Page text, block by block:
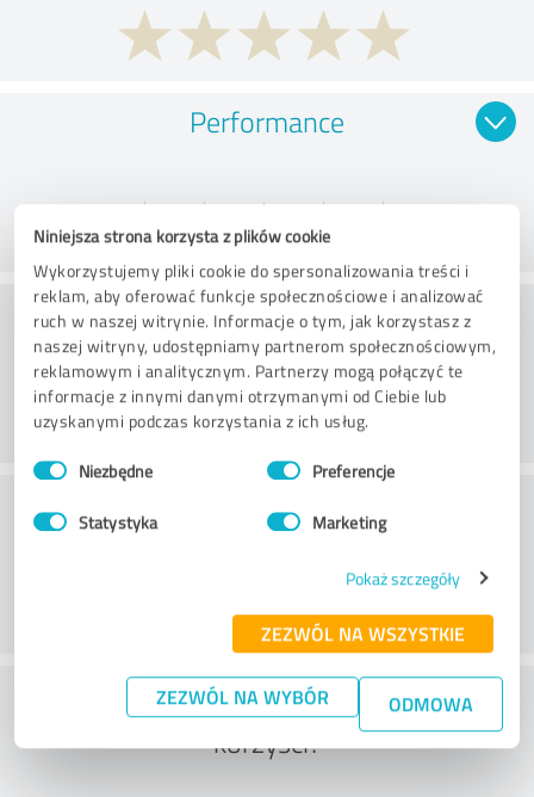
Niniejsza strona korzysta z plików cookie
Wykorzystujemy pliki cookie do spersonalizowania treści i
reklam, aby oferować funkcje społecznościowe i analizować
ruch w naszej witrynie. Informacje o tym, jak korzystasz z
naszej witryny, udostępniamy partnerom społecznościowym,
reklamowym i analitycznym. Partnerzy mogą połączyć te
informacje z innymi danymi otrzymanymi od Ciebie lub
uzyskanymi podczas korzystania z ich usług.
Wybór
zgody Niezbędne Preferencje
Statystyka Marketing
Pokaż szczegóły
ZEZWÓL NA WSZYSTKIE
ZEZWÓL NA WYBÓR ODMOWA
Performance
Doradztwo
Obsługa klienta
Co sądzisz o stosunku kosztów do
korzyści?